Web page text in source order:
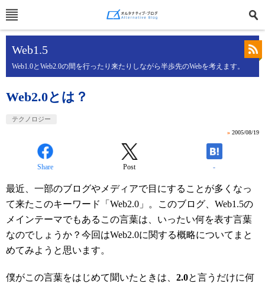
Web1.5
Web1.0とWeb2.0の間を行ったり来たりしながら半歩先のWebを考えます。
Web2.0とは？
テクノロジー
» 2005/08/19
Share Post -
最近、一部のブログやメディアで目にすることが多くなっ
て来たこのキーワード「Web2.0」。このブログ、Web1.5の
メインテーマでもあるこの言葉は、いったい何を表す言葉
なのでしょうか？今回はWeb2.0に関する概略についてまと
めてみようと思います。
僕がこの言葉をはじめて聞いたときは、 2.0と言うだけに何